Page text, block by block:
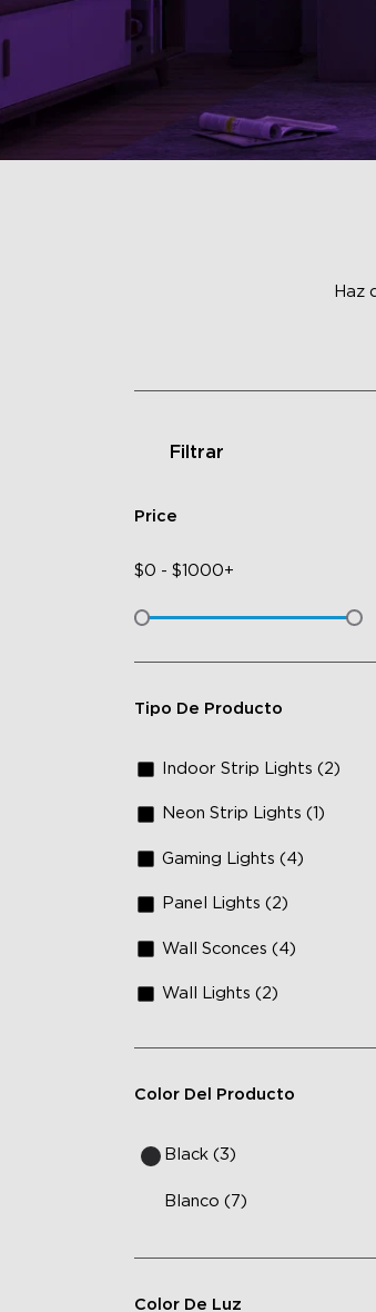
Haz
Filtrar
Price
$0 - $1000+
Tipo De Producto
Indoor Strip Lights (2)
Neon Strip Lights (1)
Gaming Lights (4)
Panel Lights (2)
Wall Sconces (4)
Wall Lights (2)
Color Del Producto
Black (3)
Blanco (7)
Color De Luz